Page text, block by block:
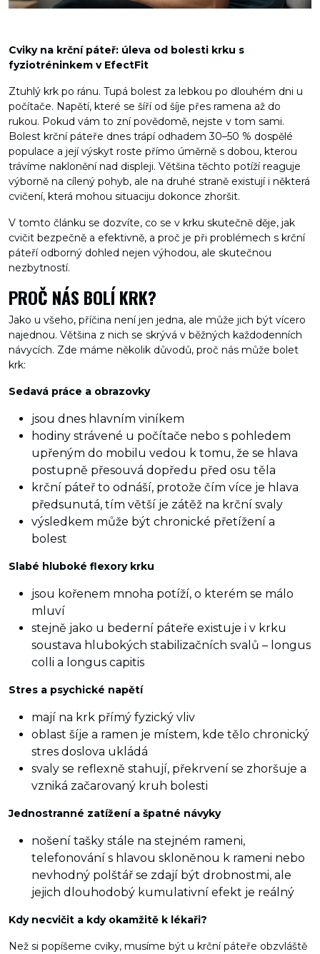
Cviky na krční páteř: úleva od bolesti krku s
fyziotréninkem v EfectFit
Ztuhlý krk po ránu. Tupá bolest za lebkou po dlouhém dni u
počítače. Napětí, které se šíří od šíje přes ramena až do
rukou. Pokud vám to zní povědomě, nejste v tom sami.
Bolest krční páteře dnes trápí odhadem 30–50 % dospělé
populace a její výskyt roste přímo úměrně s dobou, kterou
trávíme naklonění nad displeji. Většina těchto potíží reaguje
výborně na cílený pohyb, ale na druhé straně existují i některá
cvičení, která mohou situaciju dokonce zhoršit.
V tomto článku se dozvíte, co se v krku skutečně děje, jak
cvičit bezpečně a efektivně, a proč je při problémech s krční
páteří odborný dohled nejen výhodou, ale skutečnou
nezbytností.
PROČ NÁS BOLÍ KRK?
Jako u všeho, příčina není jen jedna, ale může jich být vícero
najednou. Většina z nich se skrývá v běžných každodenních
návycích. Zde máme několik důvodů, proč nás může bolet
krk:
Sedavá práce a obrazovky
jsou dnes hlavním viníkem
hodiny strávené u počítače nebo s pohledem
upřeným do mobilu vedou k tomu, že se hlava
postupně přesouvá dopředu před osu těla
krční páteř to odnáší, protože čím více je hlava
předsunutá, tím větší je zátěž na krční svaly
výsledkem může být chronické přetížení a
bolest
Slabé hluboké flexory krku
jsou kořenem mnoha potíží, o kterém se málo
mluví
stejně jako u bederní páteře existuje i v krku
soustava hlubokých stabilizačních svalů – longus
colli a longus capitis
Stres a psychické napětí
mají na krk přímý fyzický vliv
oblast šíje a ramen je místem, kde tělo chronický
stres doslova ukládá
svaly se reflexně stahují, překrvení se zhoršuje a
vzniká začarovaný kruh bolesti
Jednostranné zatížení a špatné návyky
nošení tašky stále na stejném rameni,
telefonování s hlavou skloněnou k rameni nebo
nevhodný polštář se zdají být drobnostmi, ale
jejich dlouhodobý kumulativní efekt je reálný
Kdy necvičit a kdy okamžitě k lékaři?
Než si popíšeme cviky, musíme být u krční páteře obzvláště